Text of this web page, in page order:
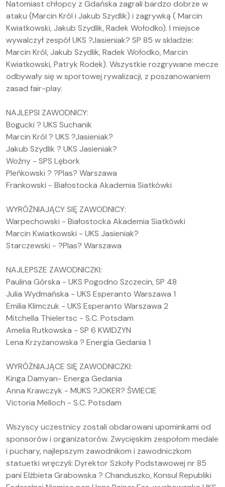
Natomiast chłopcy z Gdańska zagrali bardzo dobrze w
ataku (Marcin Król i Jakub Szydlik) i zagrywką ( Marcin
Kwiatkowski, Jakub Szydlik, Radek Wołodko). I miejsce
wywalczył zespół UKS ?Jasieniak? SP 85 w skladzie:
Marcin Król, Jakub Szydlik, Radek Wołodko, Marcin
Kwiatkowski, Patryk Rodek). Wszystkie rozgrywane mecze
odbywały się w sportowej rywalizacji, z poszanowaniem
zasad fair-play.
NAJLEPSI ZAWODNICY:
Bogucki ? UKS Suchanik
Marcin Król ? UKS ?Jasieniak?
Jakub Szydlik ? UKS Jasieniak?
Woźny - SPS Lębork
Pleńkowski ? ?Plas? Warszawa
Frankowski - Białostocka Akademia Siatkówki
WYRÓŻNIAJĄCY SIĘ ZAWODNICY:
Warpechowski - Białostocka Akademia Siatkówki
Marcin Kwiatkowski - UKS Jasieniak?
Starczewski - ?Plas? Warszawa
NAJLEPSZE ZAWODNICZKI:
Paulina Górska - UKS Pogodno Szczecin, SP 48
Julia Wydmańska - UKS Esperanto Warszawa 1
Emilia Klimczuk - UKS Esperanto Warszawa 2
Mitchella Thielertsc - S.C. Potsdam
Amelia Rutkowska - SP 6 KWIDZYN
Lena Krzyżanowska ? Energia Gedania 1
WYRÓŻNIAJĄCE SIĘ ZAWODNICZKI:
Kinga Damyan- Energa Gedania
Anna Krawczyk - MUKS ?JOKER? ŚWIECIE
Victoria Melloch - S.C. Potsdam
Wszyscy uczestnicy zostali obdarowani upominkami od
sponsorów i organizatorów. Zwycięskim zespołom medale
i puchary, najlepszym zawodnikom i zawodniczkom
statuetki wręczyli: Dyrektor Szkoły Podstawowej nr 85
pani Elżbieta Grabowska ? Chanduszko, Konsul Republiki